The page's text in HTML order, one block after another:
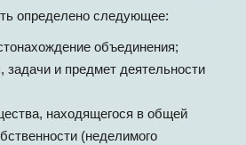
определено следующее:
объединения;
задачи и предмет деятельности
находящегося в общей
(неделимого